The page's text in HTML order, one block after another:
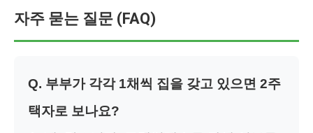
자주 묻는 질문 (FAQ)
Q. 부부가 각각 1채씩 집을 갖고 있으면 2주
택자로 보나요?